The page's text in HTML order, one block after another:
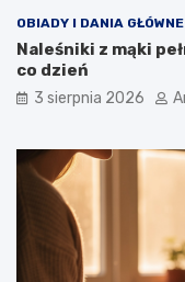
OBIADY I DANIA GŁÓWNE
Naleśniki z mąki
co dzień
3 sierpnia 2026